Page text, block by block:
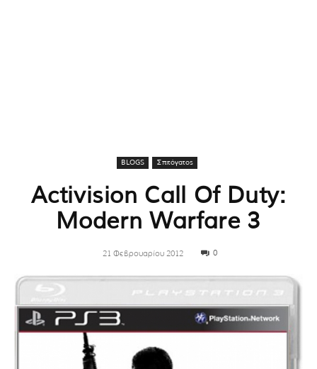
BLOGS Σπιτόγατος
Activision Call Of Duty:
Modern Warfare 3
21 Φεβρουαρίου 2012 0